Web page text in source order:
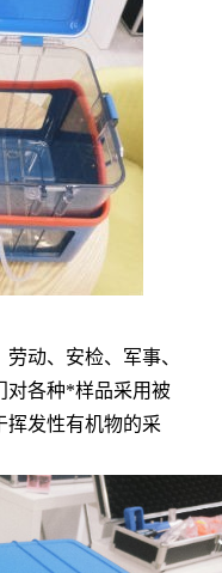
动、安检、军事、
对各种*样品采用被
挥发性有机物的采